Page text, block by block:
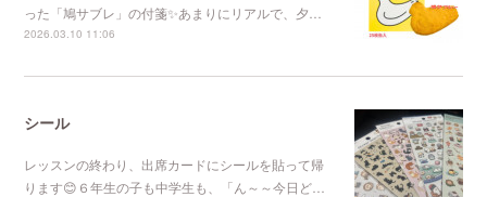
った「鳩サブレ」の付箋✨あまりにリアルで、夕…
2026.03.10 11:06
シール
レッスンの終わり、出席カードにシールを貼って帰
ります😊６年生の子も中学生も、「ん～～今日ど…